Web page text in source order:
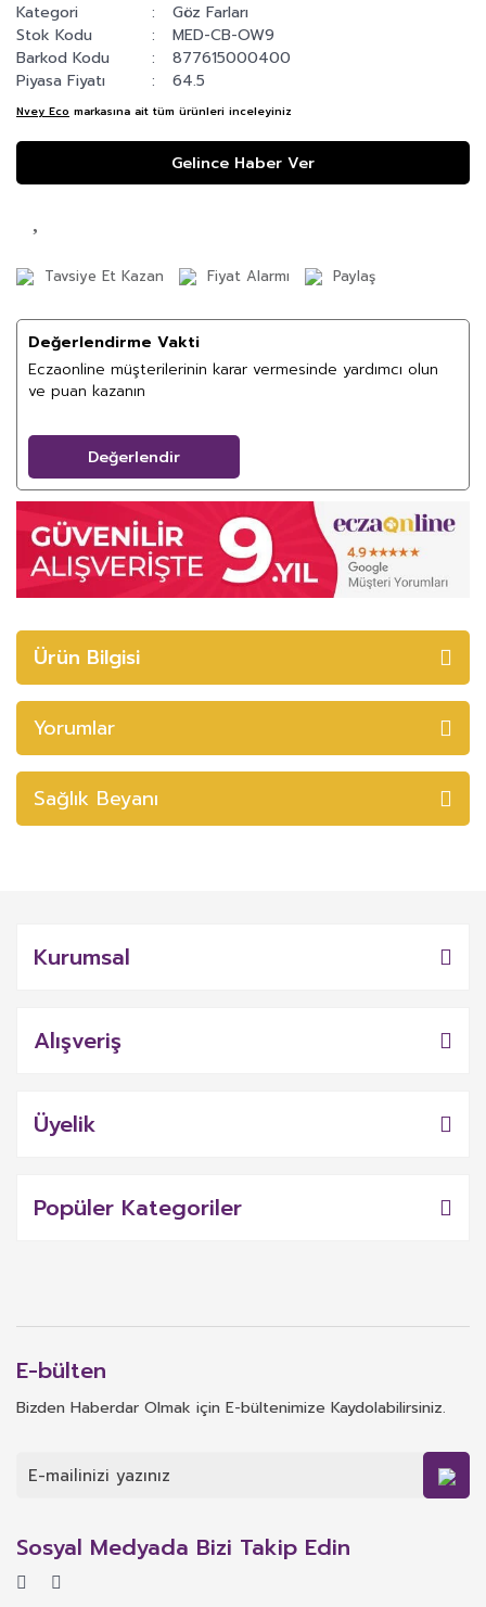
Kategori
Göz Farları
Stok Kodu
MED-CB-OW9
Barkod Kodu
877615000400
Piyasa Fiyatı
64.5
Nvey Eco markasına ait tüm ürünleri inceleyiniz
Gelince Haber Ver
Tavsiye Et Kazan Fiyat Alarmı Paylaş
Değerlendirme Vakti
Eczaonline müşterilerinin karar vermesinde yardımcı olun
ve puan kazanın
Değerlendir
Ürün Bilgisi
Yorumlar
Sağlık Beyanı
Kurumsal
Alışveriş
Üyelik
Popüler Kategoriler
E-bülten
Bizden Haberdar Olmak için E-bültenimize Kaydolabilirsiniz.
Sosyal Medyada Bizi Takip Edin